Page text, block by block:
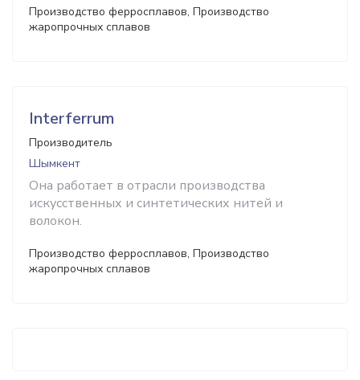
Производство ферросплавов, Производство
жаропрочных сплавов
Interferrum
Производитель
Шымкент
Она работает в отрасли производства
искусственных и синтетических нитей и
волокон.
Производство ферросплавов, Производство
жаропрочных сплавов